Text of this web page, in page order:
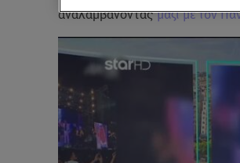
αναλαμβάνονταςμαζί με τον